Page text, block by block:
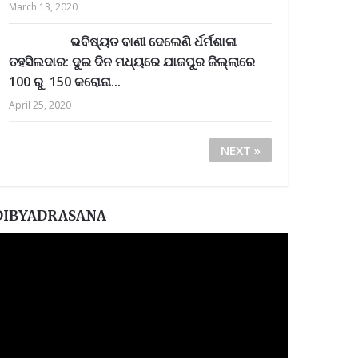
March 13, 2020
ଭବିଷ୍ୟତ ବାଣୀ ଦେଲେଣି ର୍ଧର୍ମଶାଳା
ତହସିଲଦାର: ଦୁଇ ଦିନ ମଧ୍ୟରେ ଯାଜପୁର ଜିଲ୍ଲାରେ
100 ରୁ 150 କରୋନା...
April 25, 2020
NEXT »